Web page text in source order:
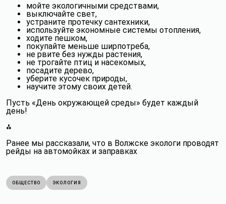
мойте экологичными средствами,
выключайте свет,
устраните протечку сантехники,
используйте экономные системы отопления,
ходите пешком,
покупайте меньше ширпотреба,
не рвите без нужды растения,
не трогайте птиц и насекомых,
посадите дерево,
уберите кусочек природы,
научите этому своих детей.
Пусть «День окружающей среды» будет каждый
день!
⁂
Ранее мы рассказали, что в Волжске экологи проводят
рейды на автомойках и заправках
ОБЩЕСТВО ЭКОЛОГИЯ
Авторизуйтесь,
чтобы участвовать в
дискуссии
Внимание! Аккаунт с форума не подойдет, нужна новая
регистрация.
ВХОД
РЕГИСТРАЦИЯ
Мои закладки
Пока нет закладок
Управлять закладками в Личном кабинете
Авторизуйтесь,
чтобы использовать закладки
ВХОД
РЕГИСТРАЦИЯ
Авторизуюсь позже